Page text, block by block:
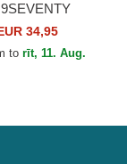
Stated no Los
NHL no New
34,95
to rīt, 11. Aug.